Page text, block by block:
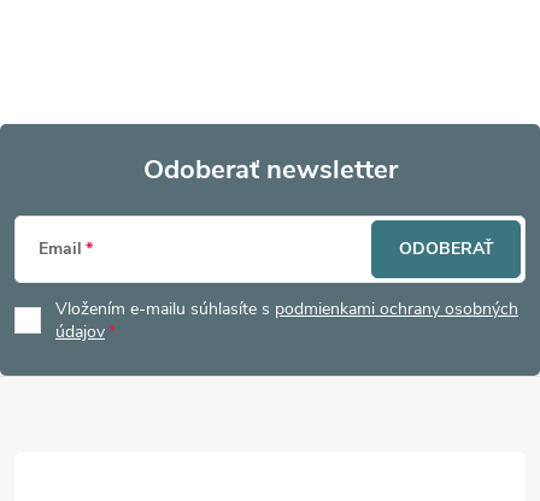
Z
á
p
Odoberať newsletter
Email
Vložením e-mailu súhlasíte s podmienkami ochrany osobných
údajov
ODOBERAŤ